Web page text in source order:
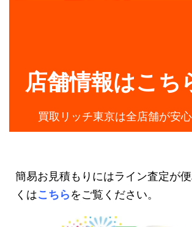
店舗情報はこち
買取リッチ東京は全店舗が安
簡易お見積もりにはライン査定が
くはこちらをご覧ください。